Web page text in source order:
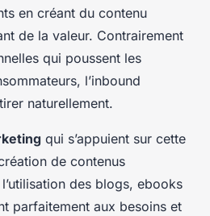
en créant du contenu
de la valeur. Contrairement
qui poussent les
l’inbound
naturellement.
qui s’appuient sur cette
de contenus
des blogs, ebooks
parfaitement aux besoins et